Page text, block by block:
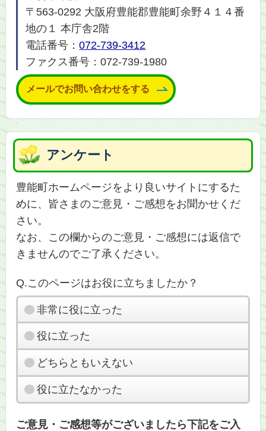
〒563-0292 大阪府豊能郡豊能町余野４１４番
地の１ 本庁舎2階
電話番号：072-739-3412
ファクス番号：072-739-1980
メールでお問い合わせをする
アンケート
豊能町ホームページをより良いサイトにするた
めに、皆さまのご意見・ご感想をお聞かせくだ
さい。
なお、この欄からのご意見・ご感想には返信で
きませんのでご了承ください。
Q.このページはお役に立ちましたか？
非常に役に立った
役に立った
どちらともいえない
役に立たなかった
ご意見・ご感想等がございましたら下記をご入